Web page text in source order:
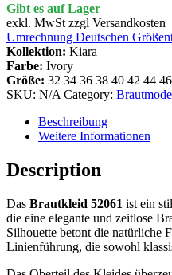
Gibt es auf Lager
exkl. MwSt zzgl Versandkosten
Umrechnung Deutschen
Kollektion: Kiara
Farbe: Ivory
Größe: 32 34 36 38 40 42 44 46
SKU: N/A Category:
Beschreibung
Weitere Informationen
Description
Das Brautkleid 52061 ist ein
die eine elegante und zeitlose
Silhouette betont die natürliche
Linienführung, die sowohl